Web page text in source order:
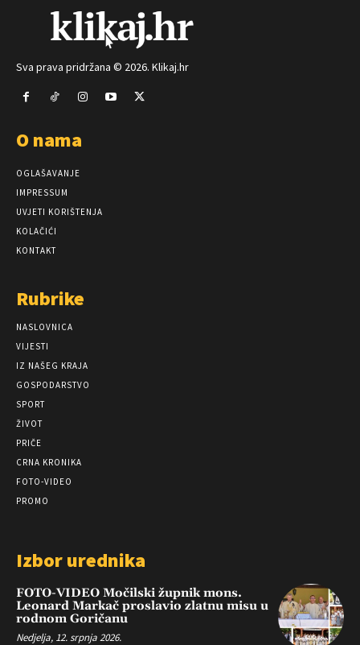
Sva prava pridržana © 2026. Klikaj.hr
O nama
OGLAŠAVANJE
IMPRESSUM
UVJETI KORIŠTENJA
KOLAČIĆI
KONTAKT
Rubrike
NASLOVNICA
VIJESTI
IZ NAŠEG KRAJA
GOSPODARSTVO
SPORT
ŽIVOT
PRIČE
CRNA KRONIKA
FOTO-VIDEO
PROMO
Izbor urednika
FOTO-VIDEO Močilski župnik mons.
Leonard Markač proslavio zlatnu misu u
rodnom Goričanu
Nedjelja, 12. srpnja 2026.